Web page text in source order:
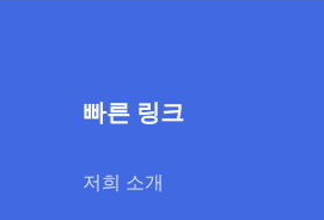
빠른 링크
저희 소개